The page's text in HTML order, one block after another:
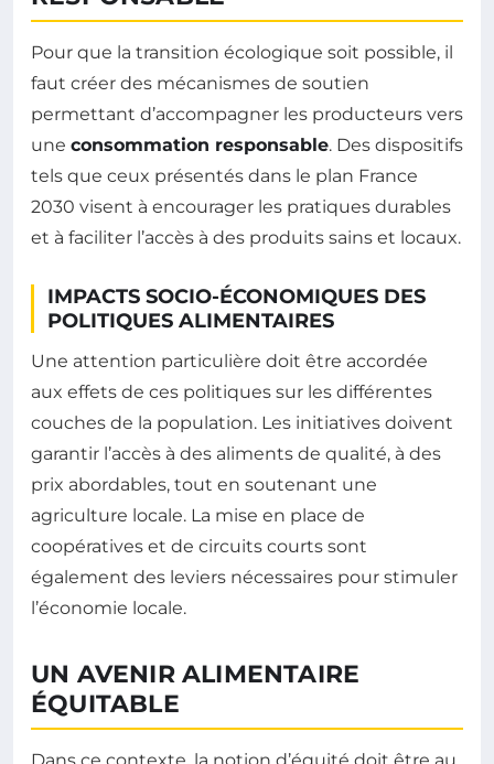
Pour que la transition écologique soit possible, il
faut créer des mécanismes de soutien
permettant d’accompagner les producteurs vers
une consommation responsable. Des dispositifs
tels que ceux présentés dans le plan France
2030 visent à encourager les pratiques durables
et à faciliter l’accès à des produits sains et locaux.
IMPACTS SOCIO-ÉCONOMIQUES DES
POLITIQUES ALIMENTAIRES
Une attention particulière doit être accordée
aux effets de ces politiques sur les différentes
couches de la population. Les initiatives doivent
garantir l’accès à des aliments de qualité, à des
prix abordables, tout en soutenant une
agriculture locale. La mise en place de
coopératives et de circuits courts sont
également des leviers nécessaires pour stimuler
l’économie locale.
UN AVENIR ALIMENTAIRE
ÉQUITABLE